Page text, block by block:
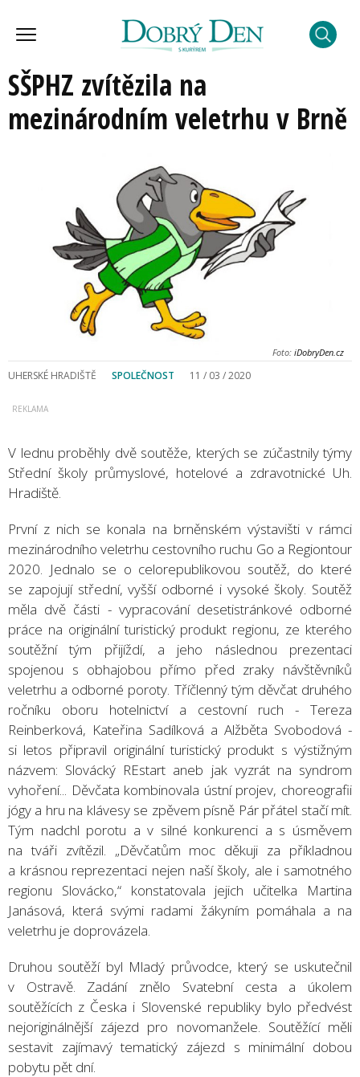
SŠPHZ zvítězila na
mezinárodním veletrhu v Brně
Foto: iDobryDen.cz
UHERSKÉ HRADIŠTĚ SPOLEČNOST 11 / 03 / 2020
V lednu proběhly dvě soutěže, kterých se zúčastnily týmy
Střední školy průmyslové, hotelové a zdravotnické Uh.
Hradiště.
První z nich se konala na brněnském výstavišti v rámci
mezinárodního veletrhu cestovního ruchu Go a Regiontour
2020. Jednalo se o celorepublikovou soutěž, do které
se zapojují střední, vyšší odborné i vysoké školy. Soutěž
měla dvě části - vypracování desetistránkové odborné
práce na originální turistický produkt regionu, ze kterého
soutěžní tým přijíždí, a jeho následnou prezentaci
spojenou s obhajobou přímo před zraky návštěvníků
veletrhu a odborné poroty. Tříčlenný tým děvčat druhého
ročníku oboru hotelnictví a cestovní ruch - Tereza
Reinberková, Kateřina Sadílková a Alžběta Svobodová -
si letos připravil originální turistický produkt s výstižným
názvem: Slovácký REstart aneb jak vyzrát na syndrom
vyhoření... Děvčata kombinovala ústní projev, choreografii
jógy a hru na klávesy se zpěvem písně Pár přátel stačí mít.
Tým nadchl porotu a v silné konkurenci a s úsměvem
na tváři zvítězil. „Děvčatům moc děkuji za příkladnou
a krásnou reprezentaci nejen naší školy, ale i samotného
regionu Slovácko,“ konstatovala jejich učitelka Martina
Janásová, která svými radami žákyním pomáhala a na
veletrhu je doprovázela.
Druhou soutěží byl Mladý průvodce, který se uskutečnil
v Ostravě. Zadání znělo Svatební cesta a úkolem
soutěžících z Česka i Slovenské republiky bylo předvést
nejoriginálnější zájezd pro novomanžele. Soutěžící měli
sestavit zajímavý tematický zájezd s minimální dobou
pobytu pět dní.